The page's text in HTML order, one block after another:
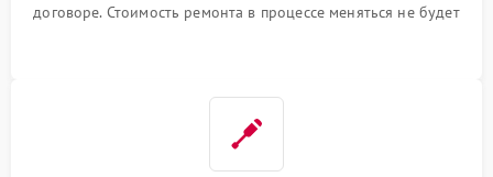
договоре. Стоимость ремонта в процессе меняться не будет